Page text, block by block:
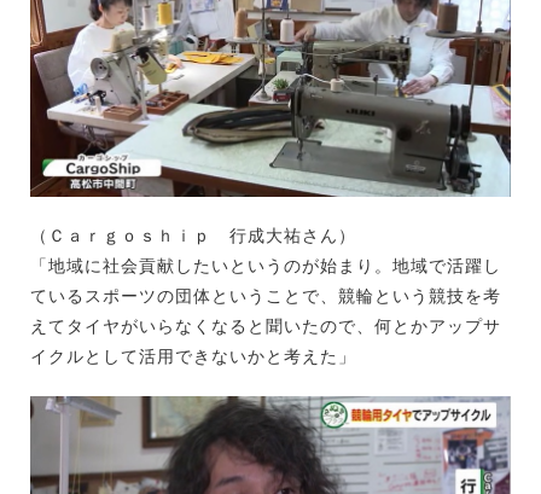
（Ｃａｒｇｏｓｈｉｐ 行成大祐さん）
「地域に社会貢献したいというのが始まり。地域で活躍し
ているスポーツの団体ということで、競輪という競技を考
えてタイヤがいらなくなると聞いたので、何とかアップサ
イクルとして活用できないかと考えた」